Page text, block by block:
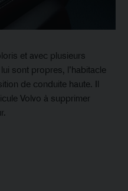
et avec plusieurs
sont propres, l’habitacle
de conduite haute. Il
Volvo à supprimer